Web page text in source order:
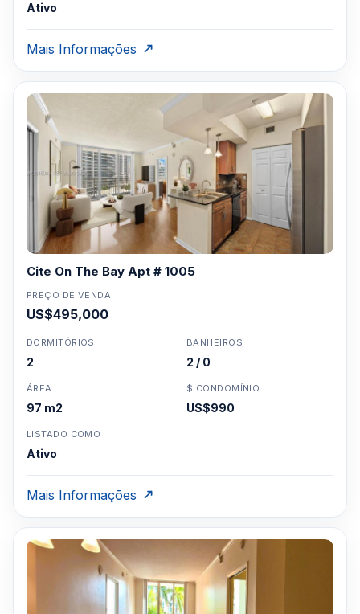
Ativo
Mais Informações
Cite On The Bay Apt # 1005
PREÇO DE VENDA
US$495,000
DORMITÓRIOS
2
BANHEIROS
2 / 0
ÁREA
97 m2
$ CONDOMÍNIO
US$990
LISTADO COMO
Ativo
Mais Informações